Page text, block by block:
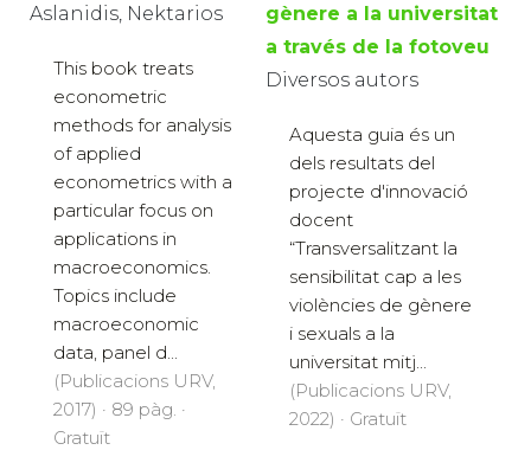
Aslanidis, Nektarios
This book treats
econometric
methods for analysis
of applied
econometrics with a
particular focus on
applications in
macroeconomics.
Topics include
macroeconomic
data, panel d...
(Publicacions URV,
2017) · 89 pàg. ·
Gratuït
gènere a la universitat
a través de la fotoveu
Diversos autors
Aquesta guia és un
dels resultats del
projecte d'innovació
docent
“Transversalitzant la
sensibilitat cap a les
violències de gènere
i sexuals a la
universitat mitj...
(Publicacions URV,
2022) · Gratuït